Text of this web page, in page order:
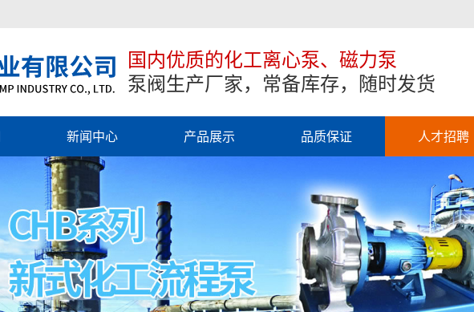
国内优质的化工离心泵、磁力泵
泵阀生产厂家，常备库存，随时发货
新闻中心 产品展示 品质保证 人才招聘